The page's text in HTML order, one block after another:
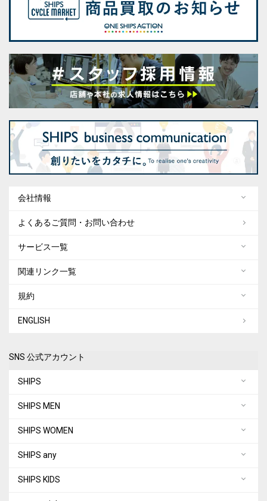
会社情報
よくあるご質問・お問い合わせ
サービス一覧
関連リンク一覧
規約
ENGLISH
SNS 公式アカウント
SHIPS
SHIPS MEN
SHIPS WOMEN
SHIPS any
SHIPS KIDS